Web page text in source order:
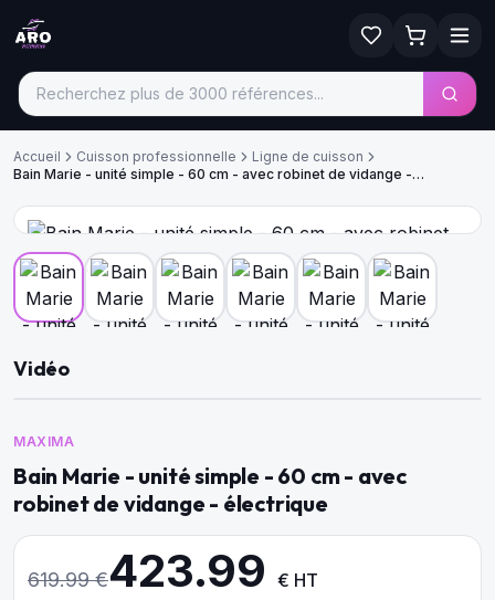
Accueil Cuisson professionnelle
Ligne de cuisson
Bain Marie - unité simple - 60 cm - avec robinet de vidange -
Vidéo
MAXIMA
Bain Marie - unité simple - 60 cm - avec
robinet de vidange - électrique
619.99€423.99 € HT